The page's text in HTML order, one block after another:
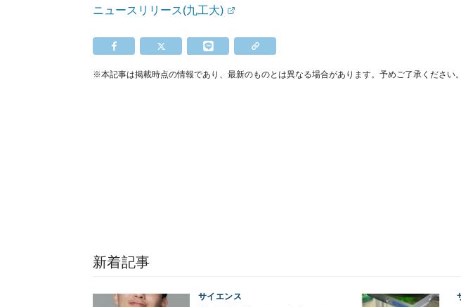
ニュースリリース(九工大)
※本記事は掲載時点の情報であり、最新のものとは異なる場合があります。予めご了承ください。
新着記事
サイエンス